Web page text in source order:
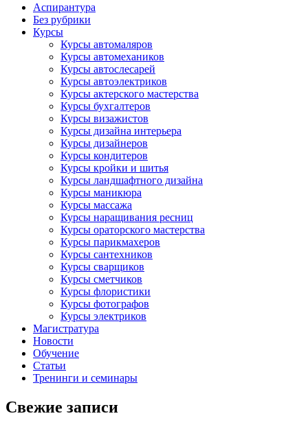
Аспирантура
Без рубрики
Курсы
Курсы автомаляров
Курсы автомехаников
Курсы автослесарей
Курсы автоэлектриков
Курсы актерского мастерства
Курсы бухгалтеров
Курсы визажистов
Курсы дизайна интерьера
Курсы дизайнеров
Курсы кондитеров
Курсы кройки и шитья
Курсы ландшафтного дизайна
Курсы маникюра
Курсы массажа
Курсы наращивания ресниц
Курсы ораторского мастерства
Курсы парикмахеров
Курсы сантехников
Курсы сварщиков
Курсы сметчиков
Курсы флористики
Курсы фотографов
Курсы электриков
Магистратура
Новости
Обучение
Статьи
Тренинги и семинары
Свежие записи